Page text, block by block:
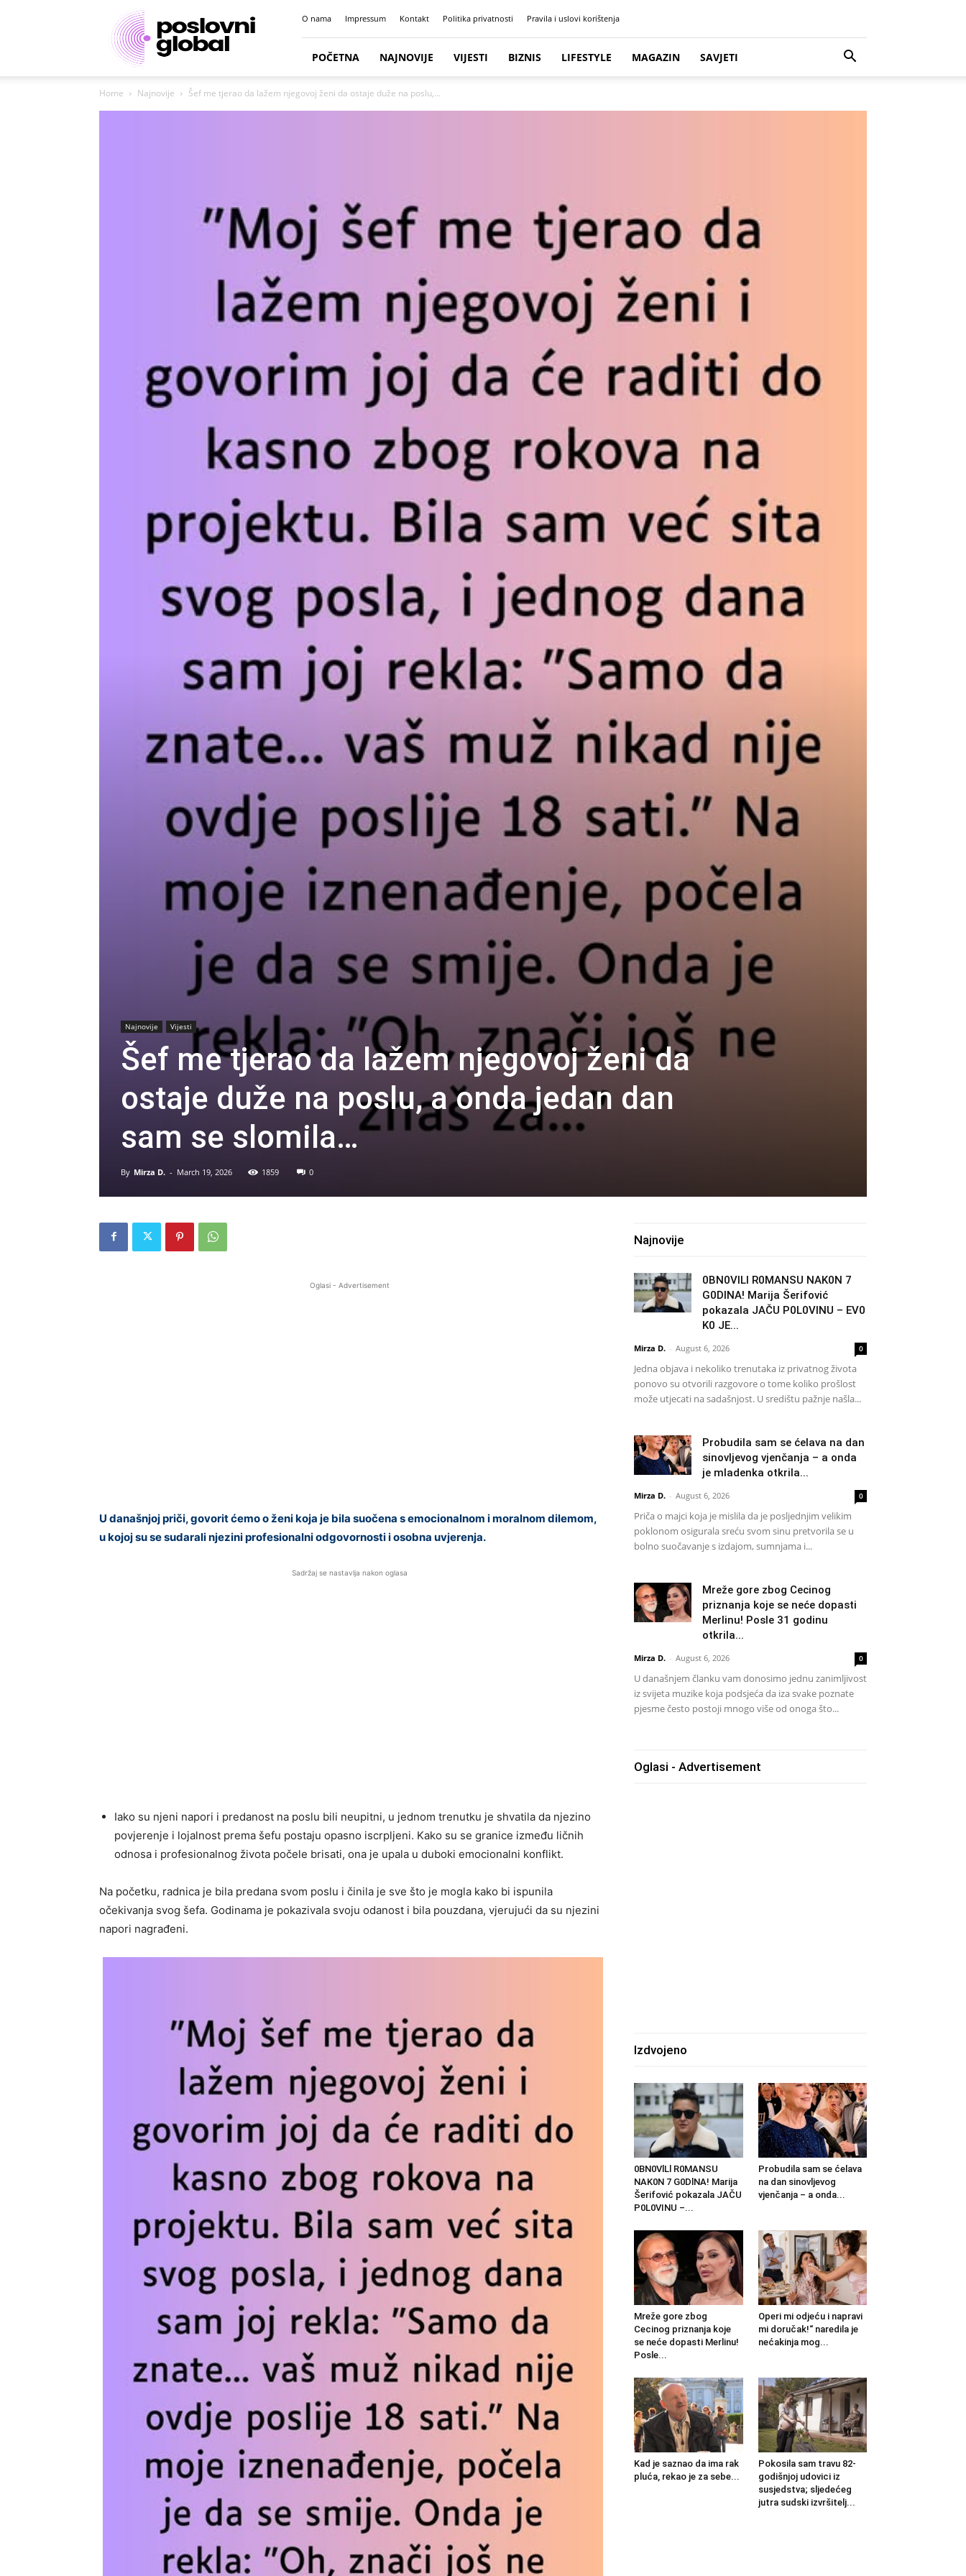
Poslovni
portal
O nama Impressum Kontakt Politika privatnosti Pravila i uslovi korištenja
POČETNA NAJNOVIJE VIJESTI BIZNIS LIFESTYLE MAGAZIN SAVJETI
Home Najnovije Šef me tjerao da lažem njegovoj ženi da ostaje duže na poslu,...
Najnovije Vijesti
Šef me tjerao da lažem njegovoj ženi da
ostaje duže na poslu, a onda jedan dan
sam se slomila…
By Mirza D. - March 19, 2026 1859 0
Oglasi - Advertisement
U današnjoj priči, govorit ćemo o ženi koja je bila suočena s emocionalnom i moralnom dilemom,
u kojoj su se sudarali njezini profesionalni odgovornosti i osobna uvjerenja.
Sadržaj se nastavlja nakon oglasa
Iako su njeni napori i predanost na poslu bili neupitni, u jednom trenutku je shvatila da njezino
povjerenje i lojalnost prema šefu postaju opasno iscrpljeni. Kako su se granice između ličnih
odnosa i profesionalnog života počele brisati, ona je upala u duboki emocionalni konflikt.
Na početku, radnica je bila predana svom poslu i činila je sve što je mogla kako bi ispunila
očekivanja svog šefa. Godinama je pokazivala svoju odanost i bila pouzdana, vjerujući da su njezini
napori nagrađeni.
Najnovije
0BN0VlLl R0MANSU NAK0N 7
G0DlNA! Marija Šerifović
pokazala JAČU P0L0VINU – EV0
K0 JE...
Mirza D. - August 6, 2026 0
Jedna objava i nekoliko trenutaka iz privatnog života
ponovo su otvorili razgovore o tome koliko prošlost
može utjecati na sadašnjost. U središtu pažnje našla...
Probudila sam se ćelava na dan
sinovljevog vjenčanja – a onda
je mladenka otkrila...
Mirza D. - August 6, 2026 0
Priča o majci koja je mislila da je posljednjim velikim
poklonom osigurala sreću svom sinu pretvorila se u
bolno suočavanje s izdajom, sumnjama i...
Mreže gore zbog Cecinog
priznanja koje se neće dopasti
Merlinu! Posle 31 godinu
otkrila...
Mirza D. - August 6, 2026 0
U današnjem članku vam donosimo jednu zanimljivost
iz svijeta muzike koja podsjeća da iza svake poznate
pjesme često postoji mnogo više od onoga što...
Oglasi - Advertisement
Izdvojeno
0BN0VlLl R0MANSU
NAK0N 7 G0DlNA! Marija
Šerifović pokazala JAČU
P0L0VINU –...
Probudila sam se ćelava
na dan sinovljevog
vjenčanja – a onda...
Mreže gore zbog
Cecinog priznanja koje
se neće dopasti Merlinu!
Posle...
Operi mi odjeću i napravi
mi doručak!“ naredila je
nećakinja mog...
Kad je saznao da ima rak
pluća, rekao je za sebe...
Pokosila sam travu 82-
godišnjoj udovici iz
susjedstva; sljedećeg
jutra sudski izvršitelj...